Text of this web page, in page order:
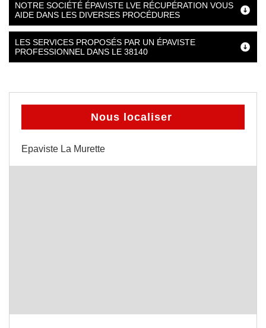
NOTRE SOCIÉTÉ ÉPAVISTE LVE RÉCUPÉRATION VOUS
AIDE DANS LES DIVERSES PROCÉDURES
LES SERVICES PROPOSÉS PAR UN ÉPAVISTE
PROFESSIONNEL DANS LE 38140
Nous localiser
Epaviste La Murette